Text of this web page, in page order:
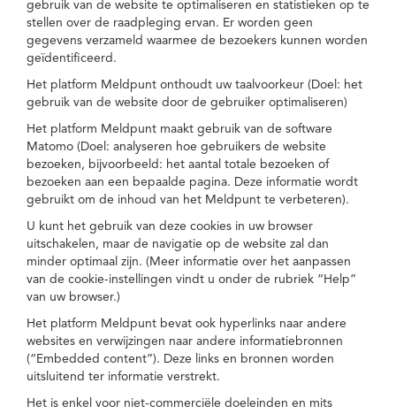
gebruik van de website te optimaliseren en statistieken op te
stellen over de raadpleging ervan. Er worden geen
gegevens verzameld waarmee de bezoekers kunnen worden
geïdentificeerd.
Het platform Meldpunt onthoudt uw taalvoorkeur (Doel: het
gebruik van de website door de gebruiker optimaliseren)
Het platform Meldpunt maakt gebruik van de software
Matomo (Doel: analyseren hoe gebruikers de website
bezoeken, bijvoorbeeld: het aantal totale bezoeken of
bezoeken aan een bepaalde pagina. Deze informatie wordt
gebruikt om de inhoud van het Meldpunt te verbeteren).
U kunt het gebruik van deze cookies in uw browser
uitschakelen, maar de navigatie op de website zal dan
minder optimaal zijn. (Meer informatie over het aanpassen
van de cookie-instellingen vindt u onder de rubriek “Help”
van uw browser.)
Het platform Meldpunt bevat ook hyperlinks naar andere
websites en verwijzingen naar andere informatiebronnen
(“Embedded content”). Deze links en bronnen worden
uitsluitend ter informatie verstrekt.
Het is enkel voor niet-commerciële doeleinden en mits